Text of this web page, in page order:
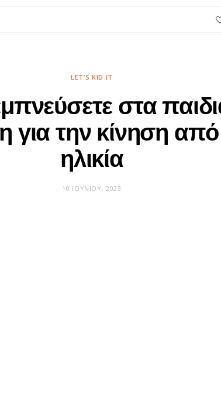
LET’S KID IT
στα
για την κίνηση από
ηλικία
10 ΙΟΥΝΊΟΥ, 2023